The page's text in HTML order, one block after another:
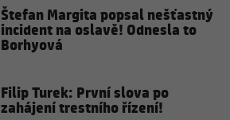
Štefan Margita popsal nešťastný
incident na oslavě! Odnesla to
Borhyová
Filip Turek: První slova po
zahájení trestního řízení!